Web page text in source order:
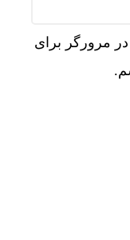
مرورگر برای